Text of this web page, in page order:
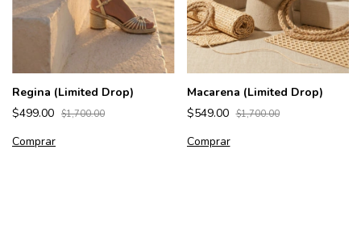
Regina (Limited Drop)
$499.00 $1,700.00
Comprar
Macarena (Limited Drop)
$549.00 $1,700.00
Comprar